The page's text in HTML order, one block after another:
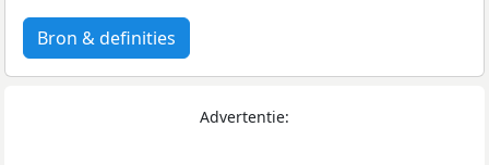
Bron & definities
Advertentie: